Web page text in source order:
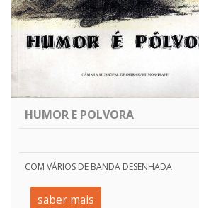
HUMOR E POLVORA
COM VÁRIOS DE BANDA DESENHADA
saber mais